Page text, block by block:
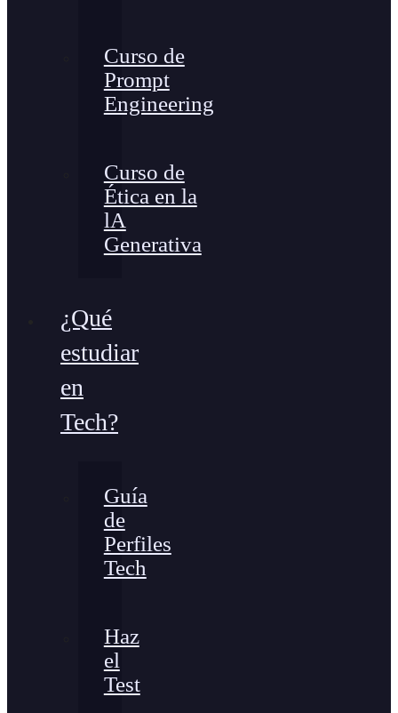
Curso de
Prompt
Engineering
Curso de
Ética en la
lA
Generativa
¿Qué
estudiar
en
Tech?
Guía
de
Perfiles
Tech
Haz
el
Test